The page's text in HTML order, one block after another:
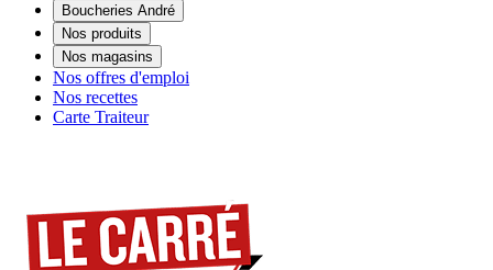
Boucheries André
Nos produits
Nos magasins
Nos offres d'emploi
Nos recettes
Carte Traiteur